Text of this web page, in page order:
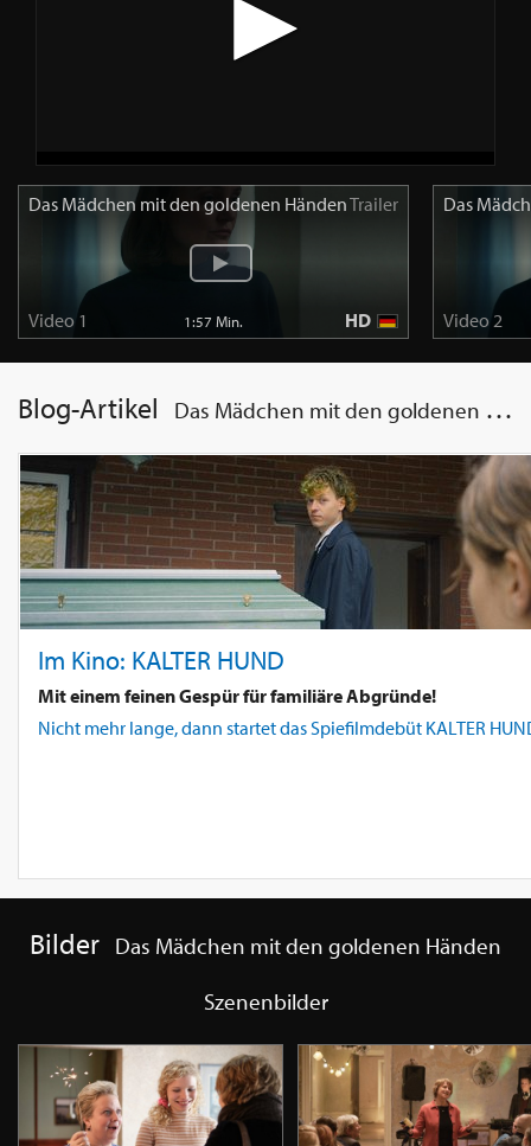
Das Mädchen mit den goldenen HändenTrailer
Video 1 1:57 Min. HD
Das
Video 2
Blog-Artikel Das Mädchen mit den goldenen Händen
Im Kino: KALTER HUND
Mit einem feinen Gespür für familiäre Abgründe!
Nicht mehr lange, dann startet das Spiefilmdebüt KALTER
Bilder Das Mädchen mit den goldenen Händen
Szenenbilder